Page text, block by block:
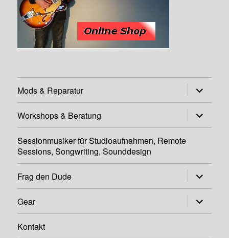
Mods & Reparatur
öffnen
Workshops & Beratung
öffnen
Sessionmusiker für Studioaufnahmen, Remote
Sessions, Songwriting, Sounddesign
Frag den Dude
öffnen
Gear
öffnen
Kontakt